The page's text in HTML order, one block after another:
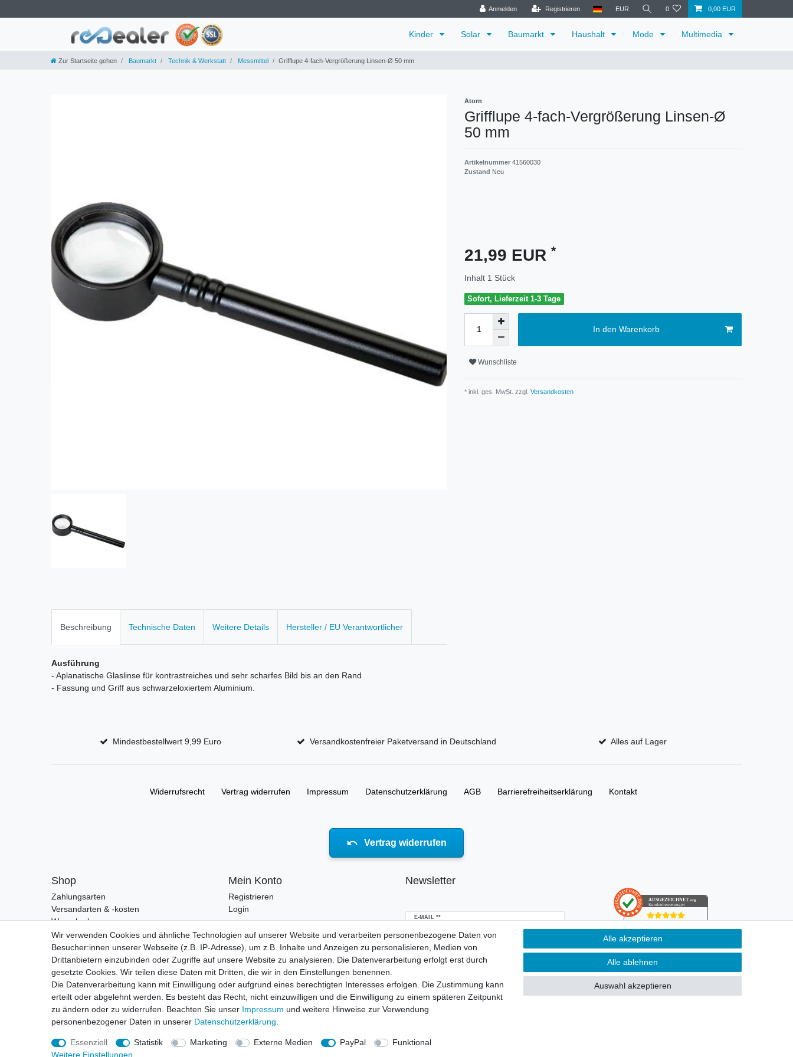
Anmelden Registrieren EUR 0 0,00 EUR
Kinder Solar Baumarkt Haushalt Mode Multimedia
Zur Startseite gehen Baumarkt Technik & Werkstatt Messmittel Grifflupe 4-fach-Vergrößerung Linsen-Ø 50 mm
Atorn
Grifflupe 4-fach-Vergrößerung Linsen-Ø
50 mm
Artikelnummer 41560030
Zustand Neu
21,99 EUR *
Inhalt 1 Stück
Sofort, Lieferzeit 1-3 Tage
In den Warenkorb
Wunschliste
* inkl. ges. MwSt. zzgl. Versandkosten
Beschreibung Technische Daten Weitere Details Hersteller / EU Verantwortlicher
Ausführung
- Aplanatische Glaslinse für kontrastreiches und sehr scharfes Bild bis an den Rand
- Fassung und Griff aus schwarzeloxiertem Aluminium.
Mindestbestellwert 9,99 Euro Versandkostenfreier Paketversand in Deutschland Alles auf Lager
Widerrufs­recht Vertrag widerrufen Impressum Daten­schutz­erklärung AGB Barrierefreiheitserklärung Kontakt
Vertrag widerrufen
Shop
Zahlungsarten
Versandarten & -kosten
Warenkorb
Zur Kasse
Mein Konto
Registrieren
Login
Newsletter
E-MAIL **
Newsletter
Hiermit bestätige ich, dass ich die
Daten­schutz­
erklärunggelesen habe. Meine Einwilligung kann ich
Abonnieren
AUSGEZEICHNET.org
Kundenbewertungen
4.91
68.357 Bewertungen
amazon.de
Wir verwenden Cookies und ähnliche Technologien auf unserer Website und verarbeiten personenbezogene Daten von
Besucher:innen unserer Webseite (z.B. IP-Adresse), um z.B. Inhalte und Anzeigen zu personalisieren, Medien von
Drittanbietern einzubinden oder Zugriffe auf unsere Website zu analysieren. Die Datenverarbeitung erfolgt erst durch
gesetzte Cookies. Wir teilen diese Daten mit Dritten, die wir in den Einstellungen benennen.
Die Datenverarbeitung kann mit Einwilligung oder aufgrund eines berechtigten Interesses erfolgen. Die Zustimmung kann
erteilt oder abgelehnt werden. Es besteht das Recht, nicht einzuwilligen und die Einwilligung zu einem späteren Zeitpunkt
zu ändern oder zu widerrufen. Beachten Sie unser Impressum und weitere Hinweise zur Verwendung
personenbezogener Daten in unserer Daten­schutz­erklärung
Essenziell Statistik Marketing Externe Medien PayPal
Funktional
Weitere Einstellungen
Alle akzeptieren
Alle ablehnen
Auswahl akzeptieren